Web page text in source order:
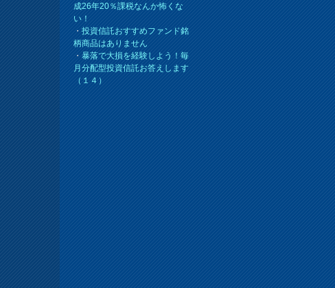
成26年20％課税なんか怖くな
い！
・投資信託おすすめファンド銘
柄商品はありません
・暴落で大損を経験しよう！毎
月分配型投資信託お答えします
（１４）